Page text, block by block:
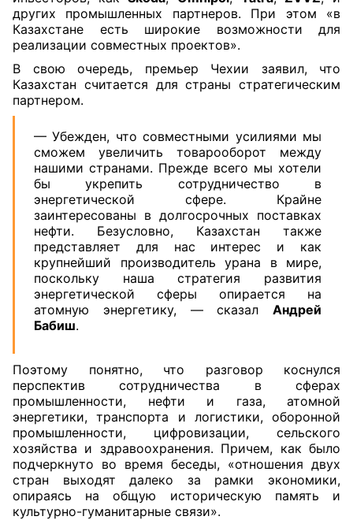
других промышленных партнеров. При этом «в
Казахстане есть широкие возможности для
реализации совместных проектов».
В свою очередь, премьер Чехии заявил, что
Казахстан считается для страны стратегическим
партнером.
— Убежден, что совместными усилиями мы
сможем увеличить товарооборот между
нашими странами. Прежде всего мы хотели
бы укрепить сотрудничество в
энергетической сфере. Крайне
заинтересованы в долгосрочных поставках
нефти. Безусловно, Казахстан также
представляет для нас интерес и как
крупнейший производитель урана в мире,
поскольку наша стратегия развития
энергетической сферы опирается на
атомную энергетику, — сказал Андрей
Бабиш.
Поэтому понятно, что разговор коснулся
перспектив сотрудничества в сферах
промышленности, нефти и газа, атомной
энергетики, транспорта и логистики, оборонной
промышленности, цифровизации, сельского
хозяйства и здравоохранения. Причем, как было
подчеркнуто во время беседы, «отношения двух
стран выходят далеко за рамки экономики,
опираясь на общую историческую память и
культурно-гуманитарные связи».